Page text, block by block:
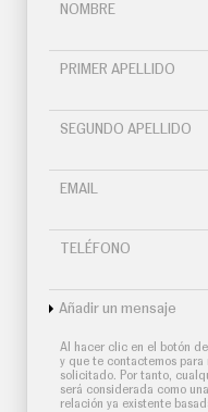
NOMBRE
PRIMER APELLIDO
SEGUNDO APELLIDO
EMAIL
TELÉFONO
Añadir un mensaje
Al hacer clic en el botón
y que te contactemos
solicitado. Por tanto,
será considerada como
relación ya existente